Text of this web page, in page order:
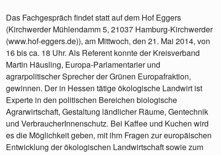
Das Fachgespräch findet statt auf dem Hof Eggers
(Kirchwerder Mühlendamm 5, 21037 Hamburg-Kirchwerder
(www.hof-eggers.de)), am Mittwoch, den 21. Mai 2014, von
16 bis ca. 18 Uhr. Als Referent konnte der Kreisverband
Martin Häusling, Europa-Parlamentarier und
agrarpolitischer Sprecher der Grünen Europafraktion,
gewinnen. Der in Hessen tätige ökologische Landwirt ist
Experte in den politischen Bereichen biologische
Agrarwirtschaft, Gestaltung ländlicher Räume, Gentechnik
und VerbraucherInnenschutz. Bei Kaffee und Kuchen wird
es die Möglichkeit geben, mit ihm Fragen zur europäischen
Entwicklung der ökologischen Landwirtschaft sowie zum